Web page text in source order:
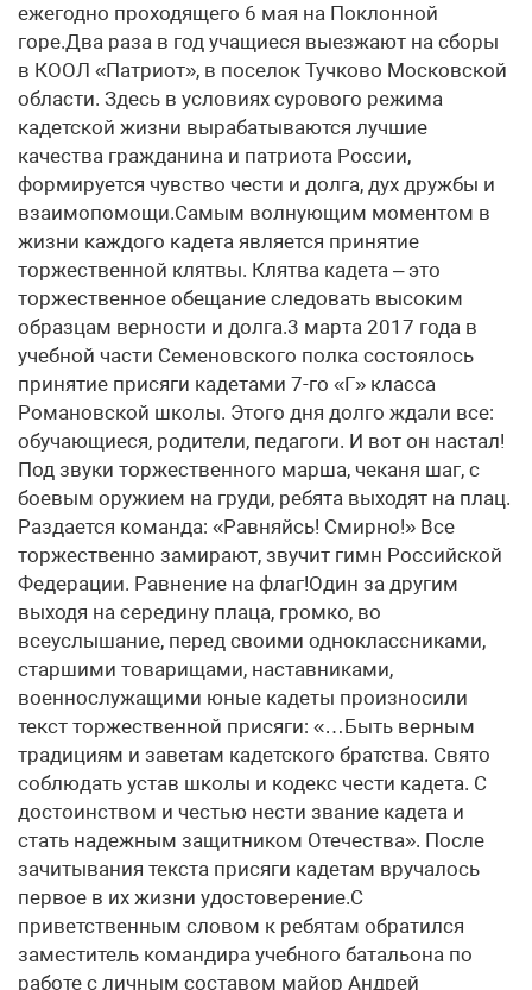
ежегодно проходящего 6 мая на Поклонной
горе.Два раза в год учащиеся выезжают на сборы
в КООЛ «Патриот», в поселок Тучково Московской
области. Здесь в условиях сурового режима
кадетской жизни вырабатываются лучшие
качества гражданина и патриота России,
формируется чувство чести и долга, дух дружбы и
взаимопомощи.Самым волнующим моментом в
жизни каждого кадета является принятие
торжественной клятвы. Клятва кадета – это
торжественное обещание следовать высоким
образцам верности и долга.3 марта 2017 года в
учебной части Семеновского полка состоялось
принятие присяги кадетами 7-го «Г» класса
Романовской школы. Этого дня долго ждали все:
обучающиеся, родители, педагоги. И вот он настал!
Под звуки торжественного марша, чеканя шаг, с
боевым оружием на груди, ребята выходят на плац.
Раздается команда: «Равняйсь! Смирно!» Все
торжественно замирают, звучит гимн Российской
Федерации. Равнение на флаг!Один за другим
выходя на середину плаца, громко, во
всеуслышание, перед своими одноклассниками,
старшими товарищами, наставниками,
военнослужащими юные кадеты произносили
текст торжественной присяги: «…Быть верным
традициям и заветам кадетского братства. Свято
соблюдать устав школы и кодекс чести кадета. С
достоинством и честью нести звание кадета и
стать надежным защитником Отечества». После
зачитывания текста присяги кадетам вручалось
первое в их жизни удостоверение.С
приветственным словом к ребятам обратился
заместитель командира учебного батальона по
работе с личным составом майор Андрей